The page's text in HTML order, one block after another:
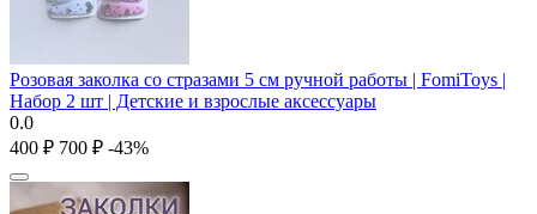
Розовая заколка со стразами 5 см ручной работы | FomiToys |
Набор 2 шт | Детские и взрослые аксессуары
0.0
‍400‍ ₽ ‍700‍ ₽ -43%